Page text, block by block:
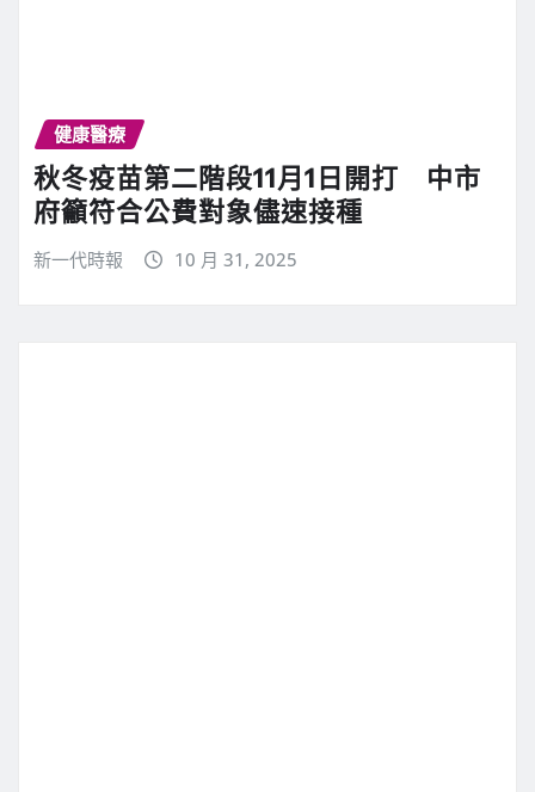
健康醫療
秋冬疫苗第二階段11月1日開打 中市
府籲符合公費對象儘速接種
新一代時報 10 月 31, 2025